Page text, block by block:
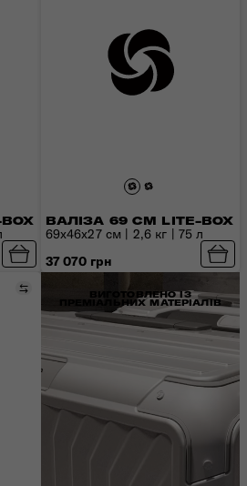
ВАЛІЗА 69 СМ LITE-BOX
69x46x27 см | 2,6 кг | 75 л
37 070 грн
Порівняти
ВИГОТОВЛЕНО ІЗ
ПРЕМІАЛЬНИХ МАТЕРІАЛІВ